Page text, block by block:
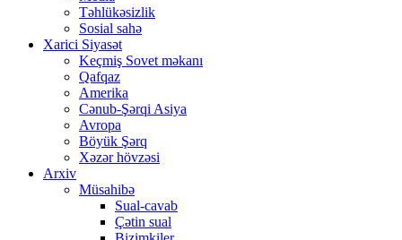
Təhlükəsizlik
Sosial sahə
Xarici Siyasət
Keçmiş Sovet məkanı
Qafqaz
Amerika
Cənub-Şərqi Asiya
Avropa
Böyük Şərq
Xəzər hövzəsi
Arxiv
Müsahibə
Sual-cavab
Çətin sual